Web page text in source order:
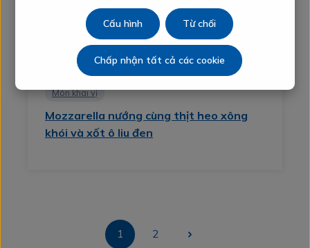
Món khai vị
Mozzarella nướng cùng thịt heo xông
khói và xốt ô liu đen
Trang
1 Trang
2
Từ chối
Cấu hình
Chấp nhận tất cả các cookie